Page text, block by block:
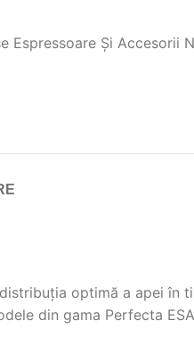
Espressoare Și Accesorii
optimă a apei în
din gama Perfecta